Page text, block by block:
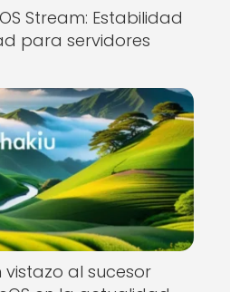
Stream: Estabilidad
para servidores
vistazo al sucesor